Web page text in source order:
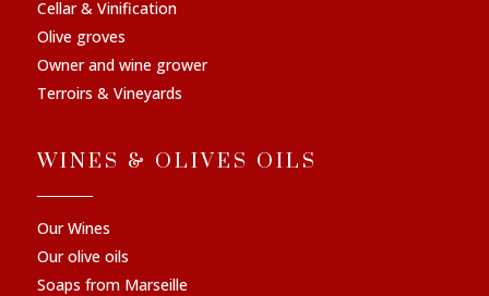
Cellar & Vinification
Olive groves
Owner and wine grower
Terroirs & Vineyards
WINES & OLIVES OILS
Our Wines
Our olive oils
Soaps from Marseille